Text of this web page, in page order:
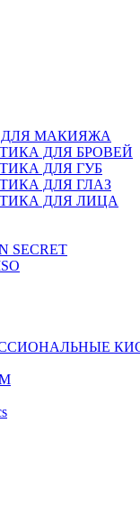
МАКИЯЖА
ДЛЯ БРОВЕЙ
ДЛЯ ГУБ
ДЛЯ ГЛАЗ
ДЛЯ ЛИЦА
SECRET